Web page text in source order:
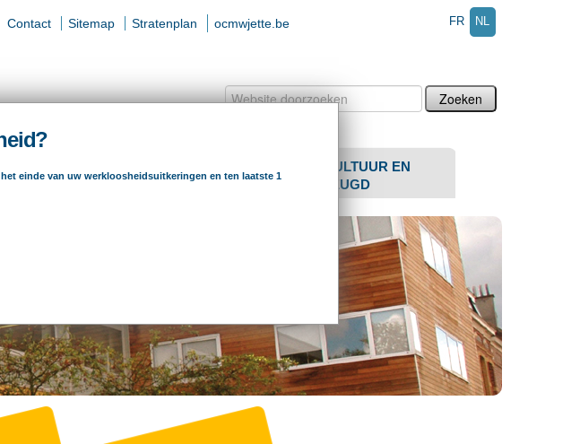
NL
FR
Contact Sitemap Stratenplan ocmwjette.be
Zoek
CULTUUR EN
JEUGD
einde van uw werkloosheidsuitkeringen en ten laatste 1